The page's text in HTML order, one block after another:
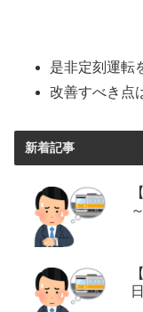
是非定刻運転
改善すべき点
新着記事